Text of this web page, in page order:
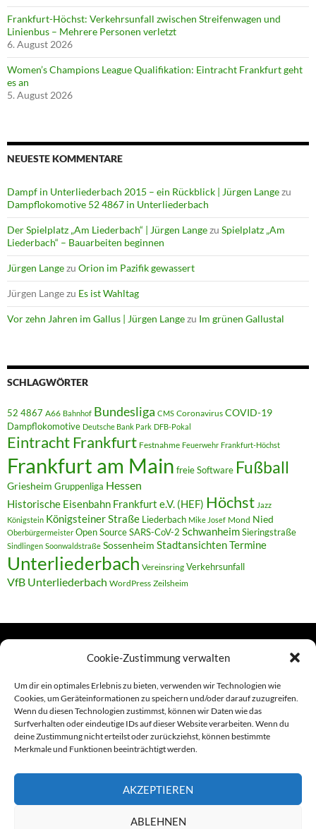
Cookie-Zustimmung verwalten
Um dir ein optimales Erlebnis zu bieten, verwenden wir Technologien wie
Cookies, um Geräteinformationen zu speichern und/oder darauf zuzugreifen.
Wenn du diesen Technologien zustimmst, können wir Daten wie das
Surfverhalten oder eindeutige IDs auf dieser Website verarbeiten. Wenn du
deine Zustimmung nicht erteilst oder zurückziehst, können bestimmte
Merkmale und Funktionen beeinträchtigt werden.
AKZEPTIEREN
ABLEHNEN
Frankfurt-Höchst: Verkehrsunfall zwischen Streifenwagen und
Linienbus – Mehrere Personen verletzt
6. August 2026
Women’s Champions League Qualifikation: Eintracht Frankfurt geht
es an
5. August 2026
NEUESTE KOMMENTARE
Dampf in Unterliederbach 2015 – ein Rückblick | Jürgen Langezu
Dampflokomotive 52 4867 in Unterliederbach
Der Spielplatz „Am Liederbach“ | Jürgen Langezu Spielplatz „Am
Liederbach“ – Bauarbeiten beginnen
Jürgen Langezu Orion im Pazifik gewassert
Jürgen Langezu Es ist Wahltag
Vor zehn Jahren im Gallus | Jürgen Langezu Im grünen Gallustal
SCHLAGWÖRTER
52 4867 A66 Bahnhof Bundesliga CMS Coronavirus COVID-19
Dampflokomotive Deutsche Bank Park DFB-Pokal
Eintracht Frankfurt Festnahme Feuerwehr Frankfurt-Höchst
Frankfurt am Main freie Software Fußball
Griesheim Gruppenliga Hessen
Historische Eisenbahn Frankfurt e.V. (HEF) Höchst Jazz
Königstein Königsteiner Straße Liederbach Mike Josef Mond Nied
Oberbürgermeister Open SourceSARS-CoV-2 SchwanheimSieringstraße
Sindlingen Soonwaldstraße Sossenheim StadtansichtenTermine
Unterliederbach Vereinsring Verkehrsunfall
VfB Unterliederbach WordPress Zeilsheim
Links
Amiga (alt in Seite)
Amiga-News
Foto-Spaziergänge (Mainzauber)